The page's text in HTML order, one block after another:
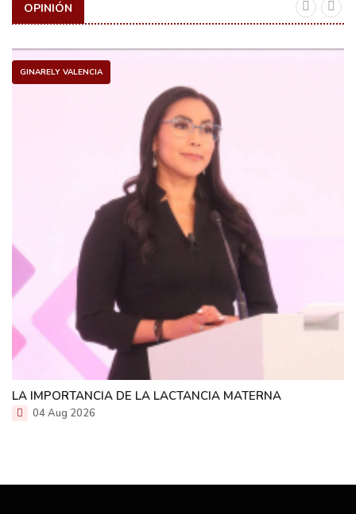
OPINIÓN
GINARELY VALENCIA
LA IMPORTANCIA DE LA LACTANCIA MATERNA
04 Aug 2026